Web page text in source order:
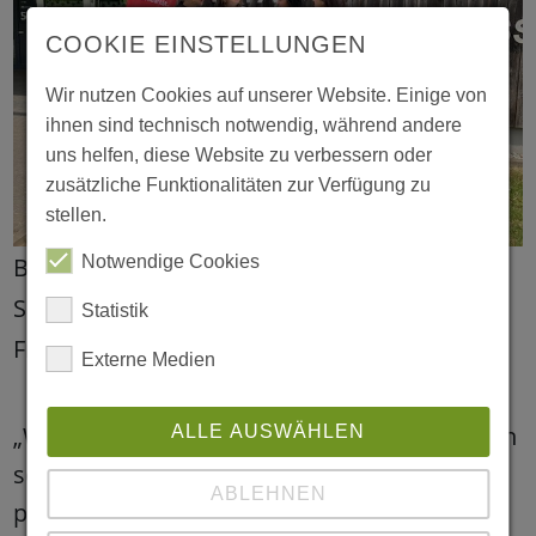
Besuch der Kita Hildegardstraße: Nora
Schönberg, Maria Loheide, Heike Hübler und
Frishta Soßalla (v.L.)
„Wir schätzen es sehr, dass Maria Loheide ein
so aufrichtiges Interesse an unserer
pädagogischen Arbeit zeigt und sich ein
COOKIE EINSTELLUNGEN
Wir nutzen Cookies auf unserer Website. Einige von
ihnen sind technisch notwendig, während andere
uns helfen, diese Website zu verbessern oder
zusätzliche Funktionalitäten zur Verfügung zu
stellen.
Notwendige Cookies
Statistik
Externe Medien
ALLE AUSWÄHLEN
ABLEHNEN